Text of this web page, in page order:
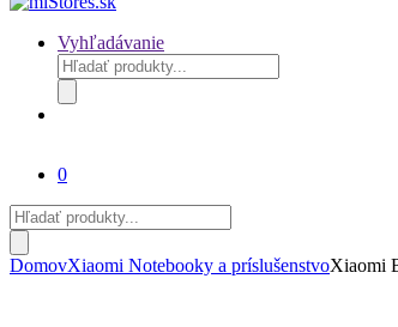
Vyhľadávanie
Products
search
0
Products
search
DomovXiaomi Notebooky a príslušenstvoXiaomi